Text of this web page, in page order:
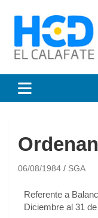
06/08/1984 SGA
Referente a
Diciembre al 31